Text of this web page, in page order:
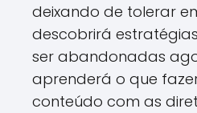
deixando de tolerar
descobrirá
ser abandonadas
aprenderá o que
conteúdo com as